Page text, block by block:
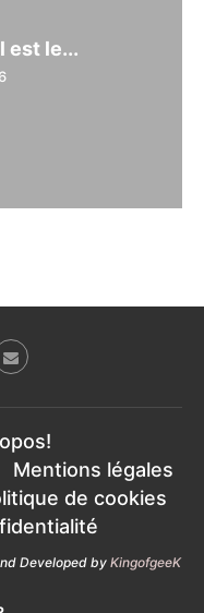
est le...
Mentions légales
de cookies
Developed by KingofgeeK